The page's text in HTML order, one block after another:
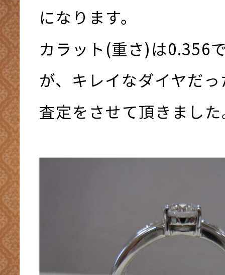
になります。
カラット(重さ)は0.356
が、キレイなダイヤだ
査定をさせて頂きまし